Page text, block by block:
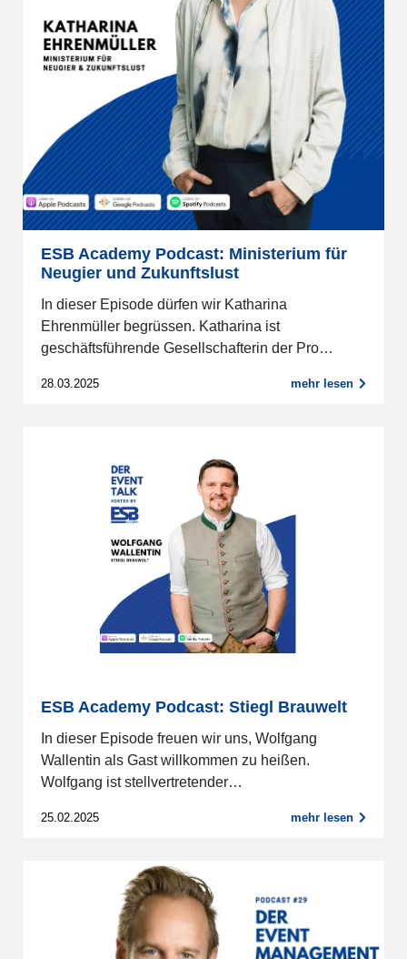
ESB Academy Podcast: Ministerium für
Neugier und Zukunftslust
In dieser Episode dürfen wir Katharina
Ehrenmüller begrüssen. Katharina ist
geschäftsführende Gesellschafterin der Pro…
28.03.2025 mehr lesen
ESB Academy Podcast: Stiegl Brauwelt
In dieser Episode freuen wir uns, Wolfgang
Wallentin als Gast willkommen zu heißen.
Wolfgang ist stellvertretender…
25.02.2025 mehr lesen